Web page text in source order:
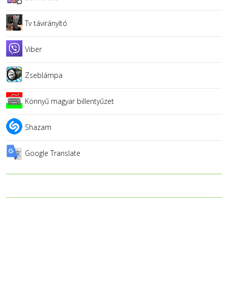
Tv távirányító
Viber
Zseblámpa
Könnyű magyar billentyűzet
Shazam
Google Translate